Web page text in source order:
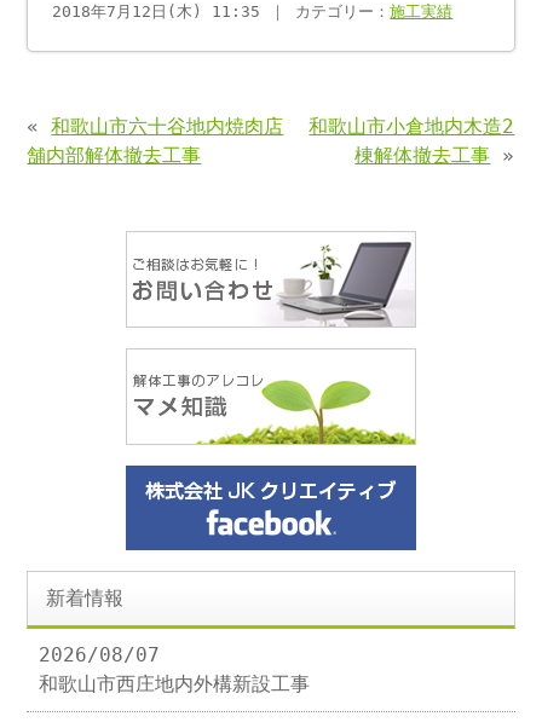
2018年7月12日(木) 11:35 ｜ カテゴリー：施工実績
«和歌山市六十谷地内焼肉店
舗内部解体撤去工事
和歌山市小倉地内木造2
棟解体撤去工事 »
新着情報
2026/08/07
和歌山市西庄地内外構新設工事